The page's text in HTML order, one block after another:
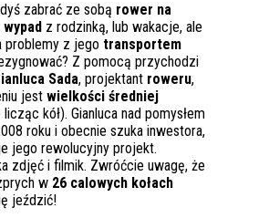
zabrać ze sobą rower na
z rodzinką, lub wakacje, ale
problemy z jego transportem
Z pomocą przychodzi
Sada, projektant roweru,
jest wielkości średniej
licząc kół). Gianluca nad pomysłem
roku i obecnie szuka inwestora,
jego rewolucyjny projekt.
zdjęć i filmik. Zwróćcie uwagę, że
w 26 calowych kołach
jeździć!